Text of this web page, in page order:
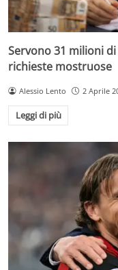
Servono 31 milioni
richieste mostruose
Alessio Lento 2 Aprile
Leggi di più